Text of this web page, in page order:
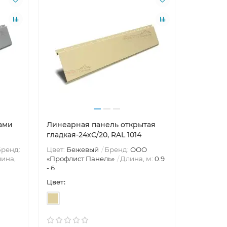
Лидер продаж!
Линеарная панель открытая
гладкая-24хС/20, RAL 1014
Цвет: Бежевый Бренд: ООО
«Профлист Панель»
Длина, м: 0.9
- 6
Цвет: